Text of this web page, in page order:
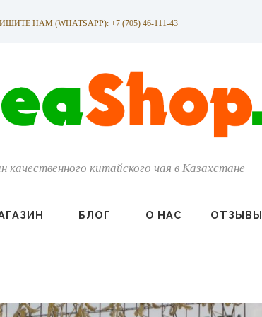
НАМ (WHATSAPP): +7 (705) 46-111-43
качественного китайского чая в Казахстане
БЛОГ О НАС ОТЗЫВЫ